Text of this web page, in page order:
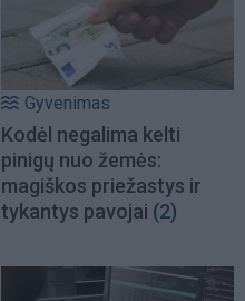
Gyvenimas
Kodėl negalima kelti
pinigų nuo žemės:
magiškos priežastys ir
tykantys pavojai (2)